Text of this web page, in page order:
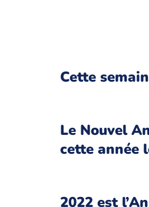
Cette
Le Nouvel
cette année
2022 est